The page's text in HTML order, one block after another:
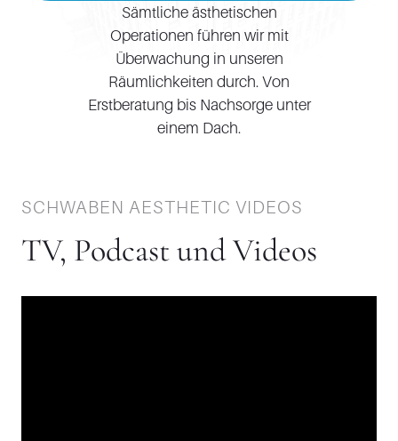
Sämtliche ästhetischen
Operationen führen wir mit
Überwachung in unseren
Räumlichkeiten durch. Von
Erstberatung bis Nachsorge unter
einem Dach.
SCHWABEN AESTHETIC VIDEOS
TV, Podcast und Videos